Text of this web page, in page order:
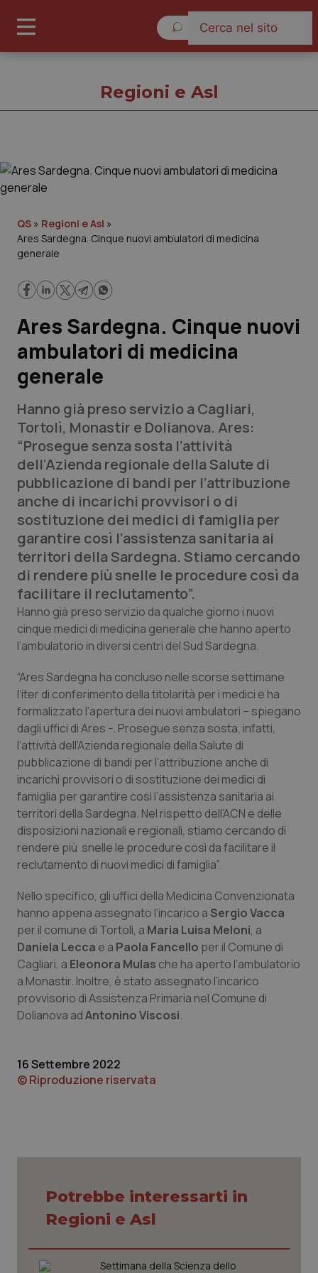
Governo e Parlamento
Regioni e Asl
Lavoro e Professioni
Scienza e Farmaci
Studi e Analisi
Lettere al direttore
Edizioni Regionali
QS Pro
Professionisti Sanitari.AI
Abruzzo
Basilicata
Calabria
Campania
Emilia-Romagna
Friuli Venezia Giulia
Lazio
Liguria
Lombardia
Marche
Molise
Piemonte
Provincia Autonoma di Bolzano
Puglia
Toscana
QS Pro Gold
Artrite & artrosi
Asma & BPCO
Car-T
Colesterolo & coronaropatie
Dermatite Atopica
Diabete & glucometri
Disturbi dell’umore
Dolore
Donna & Salute
Epatiti
HIV
Infezioni & Febbre
Malattie rare
Obesità
QS Club Newsletter
Regioni e Asl
QS » Regioni e Asl »
Ares Sardegna. Cinque nuovi ambulatori di medicina
generale
Ares Sardegna. Cinque nuovi
ambulatori di medicina
generale
Hanno già preso servizio a Cagliari,
Tortolì, Monastir e Dolianova. Ares:
“Prosegue senza sosta l’attività
dell’Azienda regionale della Salute di
pubblicazione di bandi per l’attribuzione
anche di incarichi provvisori o di
sostituzione dei medici di famiglia per
garantire così l’assistenza sanitaria ai
territori della Sardegna. Stiamo cercando
di rendere più snelle le procedure così da
facilitare il reclutamento”.
Hanno già preso servizio da qualche giorno i nuovi
cinque medici di medicina generale che hanno aperto
l’ambulatorio in diversi centri del Sud Sardegna.
“Ares Sardegna ha concluso nelle scorse settimane
l’iter di conferimento della titolarità per i medici e ha
formalizzato l’apertura dei nuovi ambulatori – spiegano
dagli uffici di Ares -. Prosegue senza sosta, infatti,
l’attività dell’Azienda regionale della Salute di
pubblicazione di bandi per l’attribuzione anche di
incarichi provvisori o di sostituzione dei medici di
famiglia per garantire così l’assistenza sanitaria ai
territori della Sardegna. Nel rispetto dell’ACN e delle
disposizioni nazionali e regionali, stiamo cercando di
rendere più snelle le procedure così da facilitare il
reclutamento di nuovi medici di famiglia”.
Nello specifico, gli uffici della Medicina Convenzionata
hanno appena assegnato l’incarico a Sergio Vacca
per il comune di Tortolì, a Maria Luisa Meloni, a
Daniela Lecca e a Paola Fancello per il Comune di
Cagliari, a Eleonora Mulas che ha aperto l’ambulatorio
a Monastir. Inoltre, è stato assegnato l’incarico
provvisorio di Assistenza Primaria nel Comune di
Dolianova adAntonino Viscosi.
16 Settembre 2022
© Riproduzione riservata
Potrebbe interessarti in
Regioni e Asl
Settimana della Scienza dello